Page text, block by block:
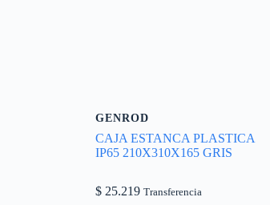
GENROD
CAJA ESTANCA PLASTICA
IP65 210X310X165 GRIS
$ 25.219 Transferencia